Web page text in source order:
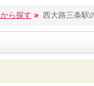
ら探す 西大路三条駅